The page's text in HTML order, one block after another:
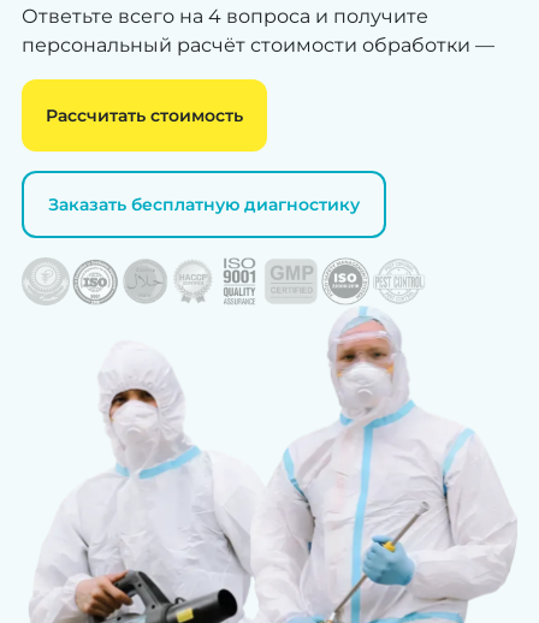
Ответьте всего на 4 вопроса и получите
персональный расчёт стоимости обработки —
Рассчитать стоимость
Заказать бесплатную диагностику